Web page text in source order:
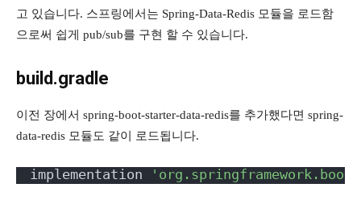
고 있습니다. 스프링에서는 Spring-Data-Redis 모듈을 로드함
으로써 쉽게 pub/sub를 구현 할 수 있습니다.
build.gradle
이전 장에서 spring-boot-starter-data-redis를 추가했다면 spring-
data-redis 모듈도 같이 로드됩니다.
implementation